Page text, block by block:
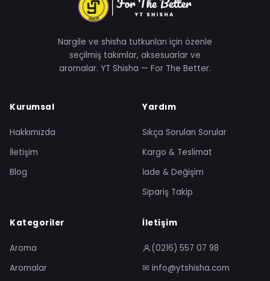
Nargile ve shisha tutkunları için özenle
seçilmiş takımlar, aksesuarlar ve
aromalar. YT Shisha — For The Better.
Kurumsal
Hakkımızda
İletişim
Blog
Yardım
Sıkça Sorulan Sorular
Kargo & Teslimat
İade & Değişim
Sipariş Takip
Kategoriler
Aroma
Aromalar
İletişim
(0216) 557 07 98
✉ info@ytshisha.com